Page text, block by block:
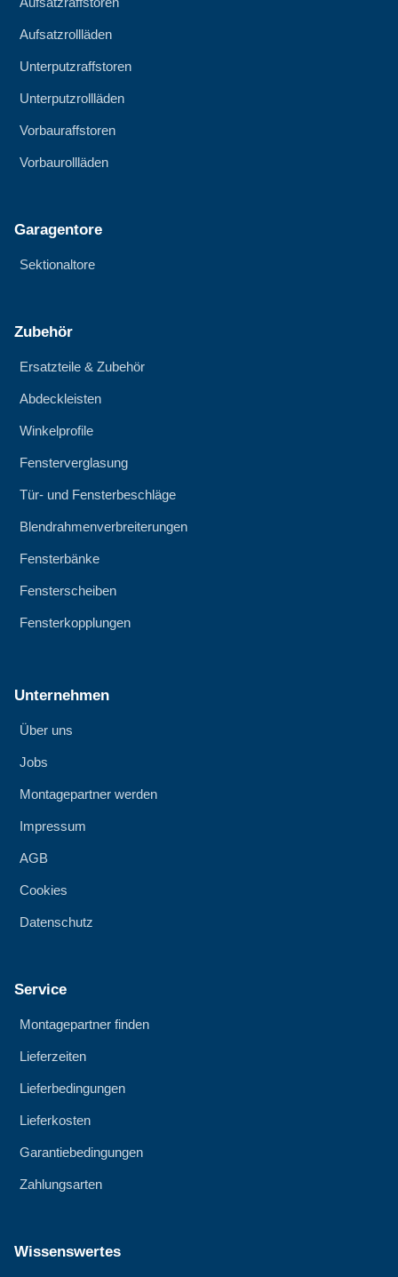
Aufsatzrollläden
Unterputzraffstoren
Unterputzrollläden
Vorbauraffstoren
Vorbaurollläden
Garagentore
Sektionaltore
Zubehör
Ersatzteile & Zubehör
Abdeckleisten
Winkelprofile
Fensterverglasung
Tür- und Fensterbeschläge
Blendrahmenverbreiterungen
Fensterbänke
Fensterscheiben
Fensterkopplungen
Unternehmen
Über uns
Jobs
Montagepartner werden
Impressum
AGB
Cookies
Datenschutz
Service
Montagepartner finden
Lieferzeiten
Lieferbedingungen
Lieferkosten
Garantiebedingungen
Zahlungsarten
Wissenswertes